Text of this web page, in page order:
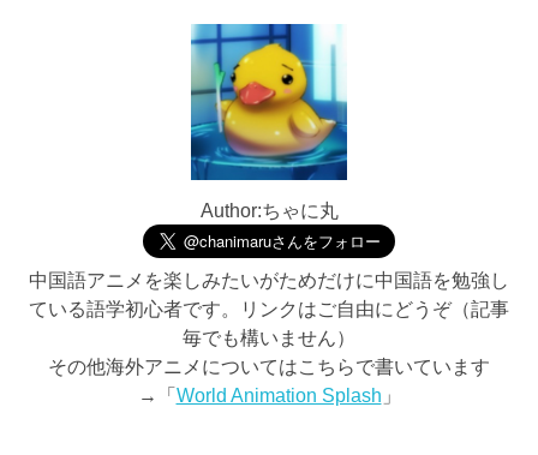
Author:ちゃに丸
中国語アニメを楽しみたいがためだけに中国語を勉強し
ている語学初心者です。リンクはご自由にどうぞ（記事
毎でも構いません）
その他海外アニメについてはこちらで書いています
→「 World Animation Splash 」